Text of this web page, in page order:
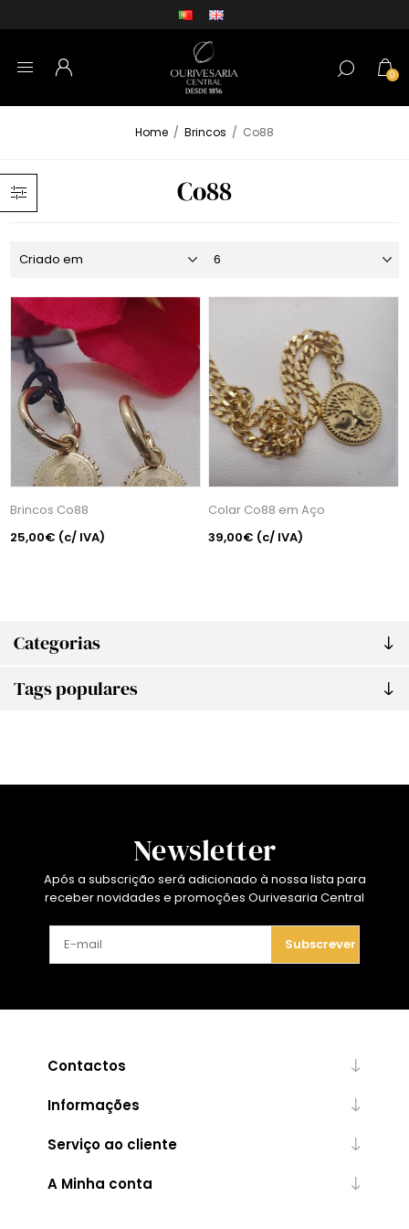
0
Home / Brincos / Co88
Categorias
Tags populares
Co88
Brincos Co88
25,00€ (c/ IVA)
Colar Co88 em Aço
39,00€ (c/ IVA)
Newsletter
Após a subscrição será adicionado à nossa lista para
receber novidades e promoções Ourivesaria Central
Subscrever
Contactos
Informações
Serviço ao cliente
A Minha conta